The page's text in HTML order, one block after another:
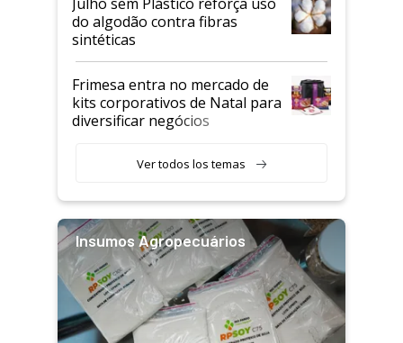
do algodão contra fibras
sintéticas
Frimesa entra no mercado de
kits corporativos de Natal para
diversificar negócios
Ver todos los temas
Insumos Agropecuários